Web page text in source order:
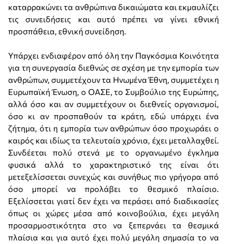
καταρρακώνει τα ανθρώπινα δικαιώματα και εκμαυλίζει
τις συνειδήσεις και αυτό πρέπει να γίνει εθνική
προσπάθεια, εθνική συνείδηση.
Υπάρχει ενδιαφέρον από όλη την Παγκόσμια Κοινότητα
για τη συνεργασία διεθνώς σε σχέση με την εμπορία των
ανθρώπων, συμμετέχουν τα Ηνωμένα Έθνη, συμμετέχει η
Ευρωπαϊκή Ένωση, ο ΟΑΣΕ, το Συμβούλιο της Ευρώπης,
αλλά όσο και αν συμμετέχουν οι διεθνείς οργανισμοί,
όσο κι αν προσπαθούν τα κράτη, εδώ υπάρχει ένα
ζήτημα, ότι η εμπορία των ανθρώπων όσο προχωράει ο
καιρός και ιδίως τα τελευταία χρόνια, έχει μεταλλαχθεί.
Συνδέεται πολύ στενά με το οργανωμένο έγκλημα
φυσικά αλλά το χαρακτηριστικό της είναι ότι
μετεξελίσσεται συνεχώς και συνήθως πιο γρήγορα από
όσο μπορεί να προλάβει το θεσμικό πλαίσιο.
Εξελίσσεται γιατί δεν έχει να περάσει από διαδικασίες
όπως οι χώρες μέσα από κοινοβούλια, έχει μεγάλη
προσαρμοστικότητα στο να ξεπερνάει τα θεσμικά
πλαίσια και για αυτό έχει πολύ μεγάλη σημασία το να